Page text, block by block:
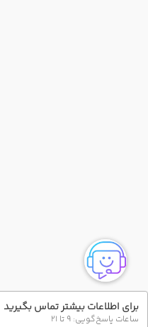
برای اطلاعات بیشتر تماس بگیرید
ساعات پاسخ‌گویی: 9 تا 21